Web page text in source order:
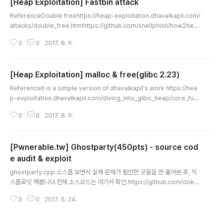
[Heap Exploitation] Fastbin attack
ReferenceDouble freehttps://heap-exploitation.dhavalkapil.com/
attacks/double_free.htmlhttps://github.com/shellphish/how2hea
tion.dhavalkapil.com/attacks/forging_chunks.htmlhttps://github.c
tation.dhavalkapil.com/at..
0 0 2017. 8. 9.
[Heap Exploitation] malloc & free(glibc 2.23)
ReferenceIt is a simple version of dhavalkapil's work https://hea
p-exploitation.dhavalkapil.com/diving_into_glibc_heap/core_fun
0899d880f9741a409cbc0d7a28399bdac21bfMallocMalloc pse
'smallbin case' e..
0 0 2017. 8. 9.
[Pwnerable.tw] Ghostparty(450pts) - source cod
e audit & exploit
ghostparty.cpp 소스를 보면서 실제 문제가 될만한 곳들을 먼 훑어본 후, 익
스플로잇 해봅니다.전체 소스코드는 여기서 확인.https://github.com/doky
cppVulerability case 1Uninitialized variable, UAF, memory leakcla
0 0 2017. 5. 24.